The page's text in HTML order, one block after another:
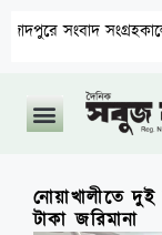
সংগ্রহকালে ‘সবুজ
নোয়াখালীতে
টাকা জরিমানা